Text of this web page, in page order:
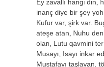
Ey zavallı hangi din,
inanç diye bir şey
Kufur var, şirk var.
ateşe atan, Nuhu
olan, Lutu qavmini
Musayı, Isayı inkar
Mustafayı taşlayan,